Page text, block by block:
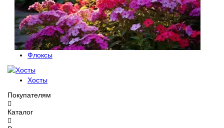
Флоксы
Хосты
Покупателям
Каталог